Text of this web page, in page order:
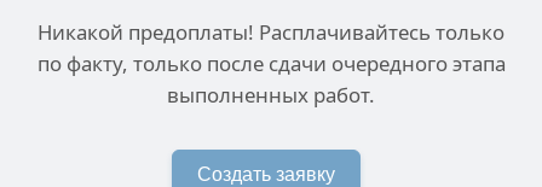
Никакой предоплаты! Расплачивайтесь только
по факту, только после сдачи очередного этапа
выполненных работ.
Создать заявку